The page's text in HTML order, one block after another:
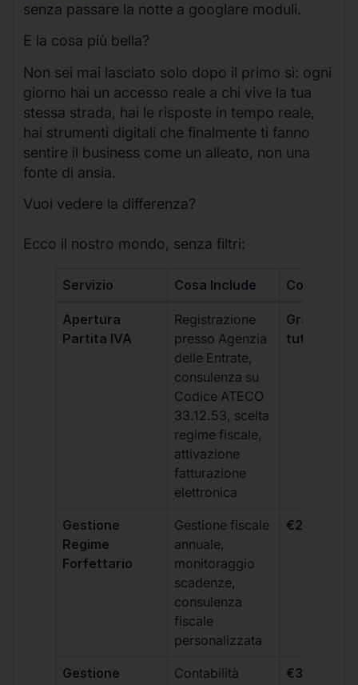
senza passare la notte a googlare moduli.
E la cosa più bella?
Non sei mai lasciato solo dopo il primo sì: ogni
giorno hai un accesso reale a chi vive la tua
stessa strada, hai le risposte in tempo reale,
hai strumenti digitali che finalmente ti fanno
sentire il business come un alleato, non una
fonte di ansia.
Vuoi vedere la differenza?
Ecco il nostro mondo, senza filtri:
Servizio Cosa Include Costo
Apertura
Partita IVA
Registrazione
presso Agenzia
delle Entrate,
consulenza su
Codice ATECO
33.12.53, scelta
regime fiscale,
attivazione
fatturazione
elettronica
Gratis,
tutti i piani
Gestione
Regime
Forfettario
Gestione fiscale
annuale,
monitoraggio
scadenze,
consulenza
fiscale
personalizzata
€264 +
Gestione
Contabilità
€333 +